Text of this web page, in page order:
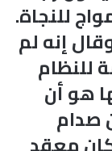
للنجاة.
إنه لم
للنظام
هو أن
صدام